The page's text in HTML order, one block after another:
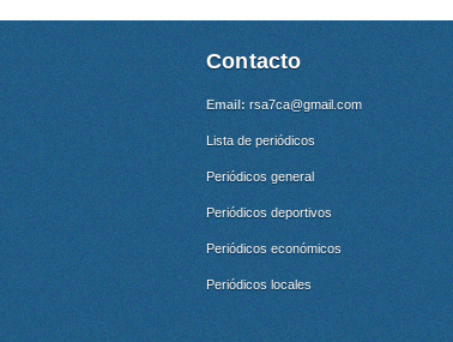
Contacto
Email: rsa7ca@gmail.com
Lista de periódicos
Periódicos general
Periódicos deportivos
Periódicos económicos
Periódicos locales